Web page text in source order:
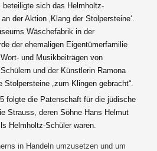
sich das Helmholtz-
der Aktion ‚Klang der Stolpersteine‘.
Wäschefabrik in der
der ehemaligen Eigentümerfamilie
und Musikbeiträgen von
und der Künstlerin Ramona
Stolpersteine „zum Klingen gebracht“.
folgte die Patenschaft für die jüdische
Strauss, deren Söhne Hans Helmut
Helmholtz-Schüler waren.
in Handeln umzusetzen und um